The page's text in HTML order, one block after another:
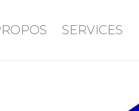
SERVICES